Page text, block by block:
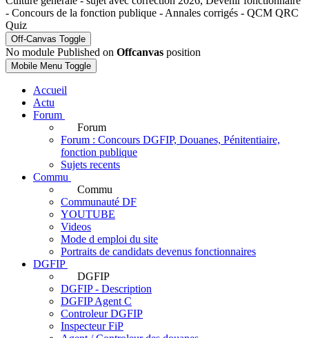
- Concours de la fonction publique - Annales corrigés - QCM QRC
Quiz
Off-Canvas Toggle
No module Published on Offcanvas position
Mobile Menu Toggle
Accueil
Actu
Forum
Forum
Forum : Concours DGFIP, Douanes, Pénitentiaire,
fonction publique
Sujets recents
Commu
Commu
Communauté DF
YOUTUBE
Videos
Mode d emploi du site
Portraits de candidats devenus fonctionnaires
DGFIP
DGFIP
DGFIP - Description
DGFIP Agent C
Controleur DGFIP
Inspecteur FiP